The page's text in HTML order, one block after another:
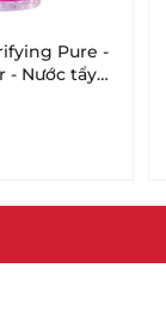
Pure -
- Nước tẩy
khỏe da